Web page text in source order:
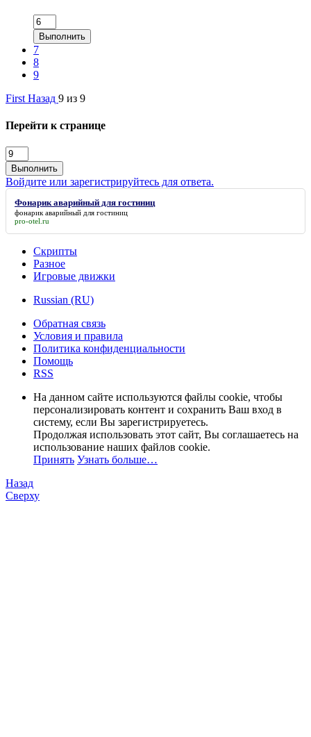
Выполнить
7
8
9
First Назад 9 из 9
Перейти к странице
Выполнить
Войдите или зарегистрируйтесь для ответа.
Фонарик аварийный для гостиниц
фонарик аварийный для гостиниц
pro-otel.ru
Скрипты
Разное
Игровые движки
Russian (RU)
Обратная связь
Условия и правила
Политика конфиденциальности
Помощь
RSS
На данном сайте используются файлы cookie, чтобы
персонализировать контент и сохранить Ваш вход в
систему, если Вы зарегистрируетесь.
Продолжая использовать этот сайт, Вы соглашаетесь на
использование наших файлов cookie.
Принять Узнать больше…
Назад
Сверху